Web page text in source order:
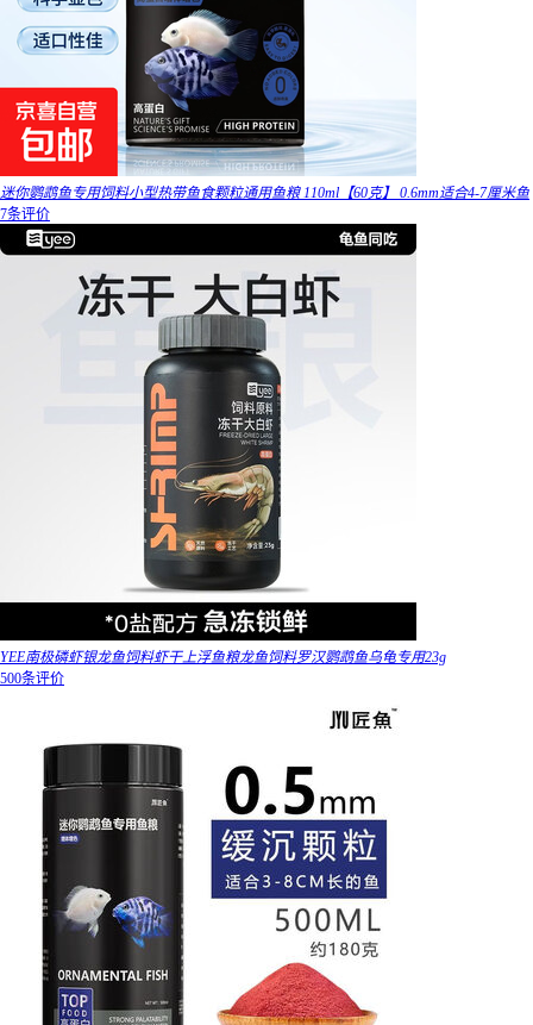
迷你鹦鹉鱼专用饲料小型热带鱼食颗粒通用鱼粮 110ml【60克】 0.6mm适合4-7厘米鱼
7条评价
YEE南极磷虾银龙鱼饲料虾干上浮鱼粮龙鱼饲料罗汉鹦鹉鱼乌龟专用23g
500条评价